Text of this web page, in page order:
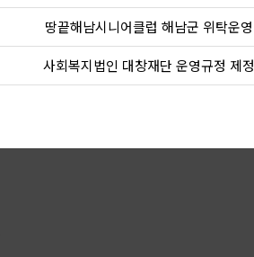
땅끝해남시니어클럽 해남군 위탁운영
사회복지법인 대창재단 운영규정 제정